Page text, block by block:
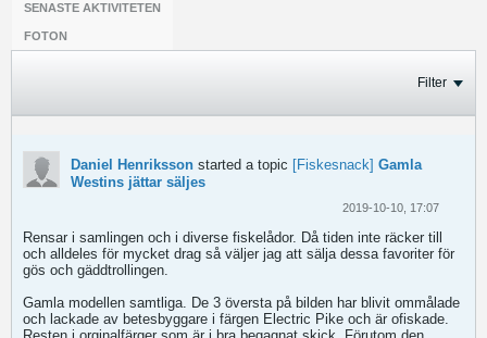
SENASTE AKTIVITETEN
FOTON
Filter
Daniel Henriksson started a topic [Fiskesnack] Gamla
Westins jättar säljes
2019-10-10, 17:07
Rensar i samlingen och i diverse fiskelådor. Då tiden inte räcker till
och alldeles för mycket drag så väljer jag att sälja dessa favoriter för
gös och gäddtrollingen.
Gamla modellen samtliga. De 3 översta på bilden har blivit ommålade
och lackade av betesbyggare i färgen Electric Pike och är ofiskade.